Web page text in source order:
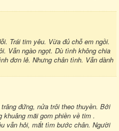
Trái tim yêu. Vừa đủ chỗ em ngồi.
Vẫn ngào ngọt. Dù tình không chia
đơn lẻ. Nhưng chân tình. Vẫn dành
đứng, nửa trôi theo thuyền. Bởi
mãi gom phiền về tim .
vẫn hỏi, mắt tìm bước chân. Người